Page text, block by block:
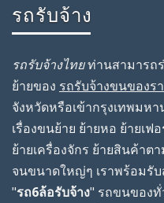
รถรับจ้าง
รถรับจ้างไทยท่านสามารถ
ย้ายของ รถรับจ้างขนของร
จังหวัดหรือเข้ากรุงเทพมห
เรื่องขนย้าย ย้ายหอ ย้ายเฟ
ย้ายเครื่องจักร ย้ายสินค้าต
จนขนาดใหญ่ๆ เราพร้อมรั
"รถ6ล้อรับจ้าง" รถขนของทั่